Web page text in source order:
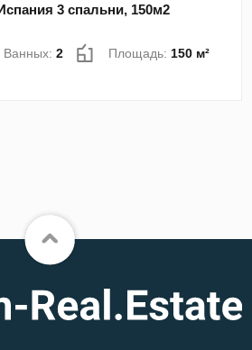
3 спальни, 150м2
Ванных:2 Площадь: 150 м²